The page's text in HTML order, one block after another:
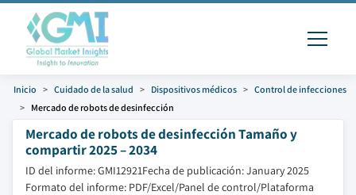
Inicio Cuidado de la salud Dispositivos médicos
Control de infecciones
Mercado de robots de desinfección
Mercado de robots de desinfección Tamaño y
compartir 2025 – 2034
ID del informe: GMI12921Fecha de publicación: January 2025
Formato del informe: PDF/Excel/Panel de control/Plataforma